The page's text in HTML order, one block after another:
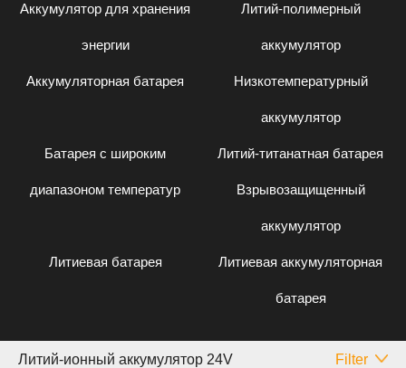
Аккумулятор для хранения
энергии
Литий-полимерный
аккумулятор
Аккумуляторная батарея Низкотемпературный
аккумулятор
Батарея с широким
диапазоном температур
Литий-титанатная батарея
Взрывозащищенный
аккумулятор
Литиевая батарея Литиевая аккумуляторная
батарея
Литий-ионный аккумулятор 24V Filter